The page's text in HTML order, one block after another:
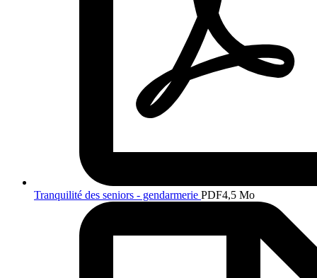
Tranquilité des seniors - gendarmerie PDF4,5 Mo